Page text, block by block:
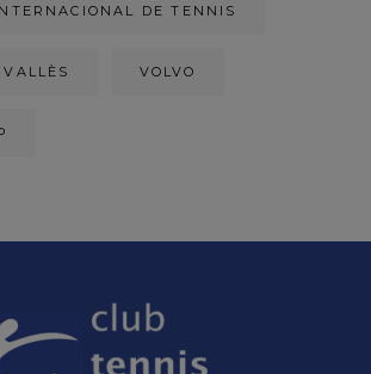
DE TENNIS
VOLVO